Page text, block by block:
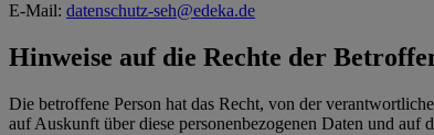
E-Mail: datenschutz-seh@edeka.de
Hinweise auf die Rechte der
Die betroffene Person hat das Recht, von der
auf Auskunft über diese personenbezogenen Daten und